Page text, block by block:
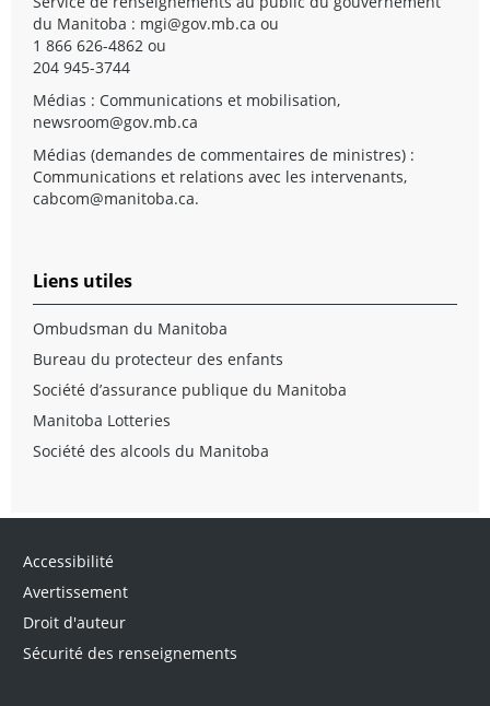
du Manitoba : mgi@gov.mb.ca ou
1 866 626-4862 ou
204 945-3744
Médias : Communications et mobilisation,
newsroom@gov.mb.ca
Médias (demandes de commentaires de ministres) :
Communications et relations avec les intervenants,
cabcom@manitoba.ca.
Liens utiles
Ombudsman du Manitoba
Bureau du protecteur des enfants
Société d’assurance publique du Manitoba
Manitoba Lotteries
Société des alcools du Manitoba
Accessibilité
Avertissement
Droit d'auteur
Sécurité des renseignements